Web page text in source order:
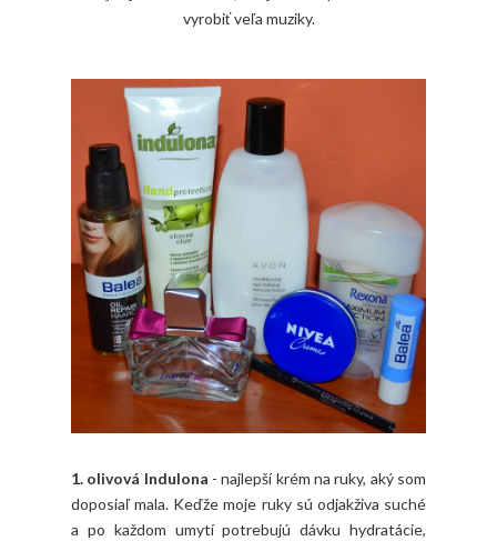
vyrobiť veľa muziky.
1. olivová Indulona - najlepší krém na ruky, aký som
doposiaľ mala. Keďže moje ruky sú odjakživa suché
a po každom umytí potrebujú dávku hydratácie,